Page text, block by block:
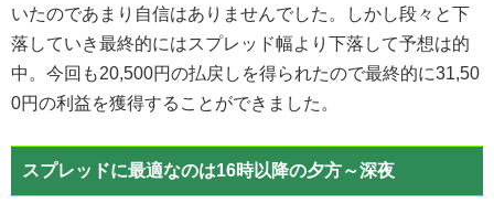
いたのであまり自信はありませんでした。しかし段々と下
落していき最終的にはスプレッド幅より下落して予想は的
中。今回も20,500円の払戻しを得られたので最終的に31,50
0円の利益を獲得することができました。
スプレッドに最適なのは16時以降の夕方～深夜